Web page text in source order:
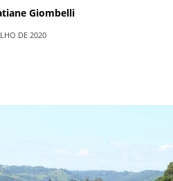
Giombelli
DE 2020